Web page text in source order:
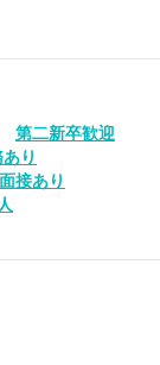
第二新卒歓迎
り
接あり